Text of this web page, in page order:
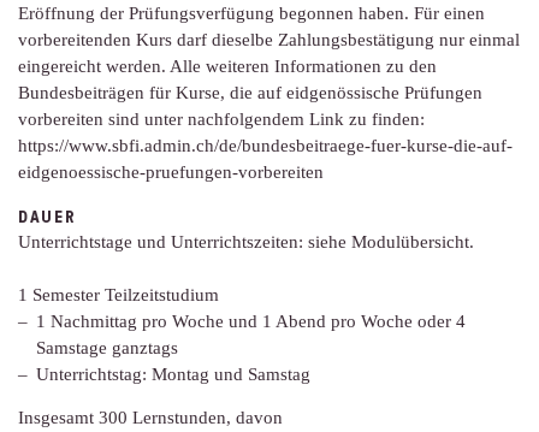
Eröffnung der Prüfungsverfügung begonnen haben. Für einen
vorbereitenden Kurs darf dieselbe Zahlungsbestätigung nur einmal
eingereicht werden. Alle weiteren Informationen zu den
Bundesbeiträgen für Kurse, die auf eidgenössische Prüfungen
vorbereiten sind unter nachfolgendem Link zu finden:
https://www.sbfi.admin.ch/de/bundesbeitraege-fuer-kurse-die-auf-
eidgenoessische-pruefungen-vorbereiten
DAUER
Unterrichtstage und Unterrichtszeiten: siehe Modulübersicht.
1 Semester Teilzeitstudium
1 Nachmittag pro Woche und 1 Abend pro Woche oder 4
Samstage ganztags
Unterrichtstag: Montag und Samstag
Insgesamt 300 Lernstunden, davon